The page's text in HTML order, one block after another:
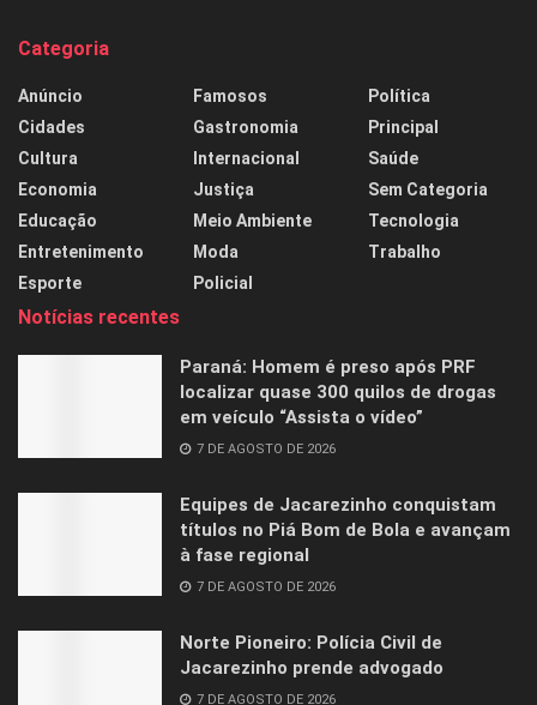
Categoria
Anúncio
Cidades
Cultura
Economia
Educação
Entretenimento
Esporte
Famosos
Gastronomia
Internacional
Justiça
Meio Ambiente
Moda
Policial
Política
Principal
Saúde
Sem Categoria
Tecnologia
Trabalho
Notícias recentes
Paraná: Homem é preso após PRF
localizar quase 300 quilos de drogas
em veículo “Assista o vídeo”
7 DE AGOSTO DE 2026
Equipes de Jacarezinho conquistam
títulos no Piá Bom de Bola e avançam
à fase regional
7 DE AGOSTO DE 2026
Norte Pioneiro: Polícia Civil de
Jacarezinho prende advogado
7 DE AGOSTO DE 2026